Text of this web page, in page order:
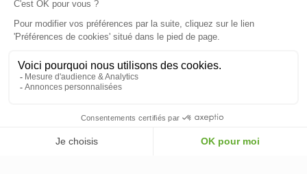
INFORMATIONS
VOTRE COMPTE
© 2026 - ClimOnline - Tous droits réservés